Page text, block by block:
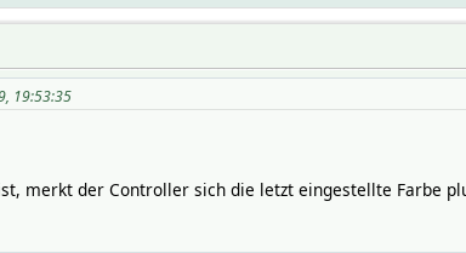
19:53:35
merkt der Controller sich die letzt eingestellte Farbe